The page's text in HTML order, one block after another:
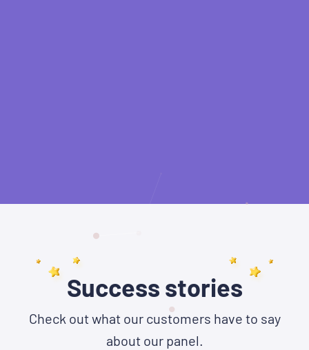
Success stories
Check out what our customers have to say
about our panel.